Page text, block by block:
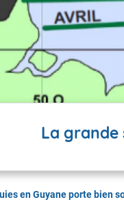
La grande
en Guyane porte bien